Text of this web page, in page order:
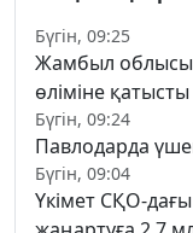
Бүгін, 09:25
Жамбыл
өліміне
Бүгін, 09:24
Павлодарда
Бүгін, 09:04
Үкімет СҚО-